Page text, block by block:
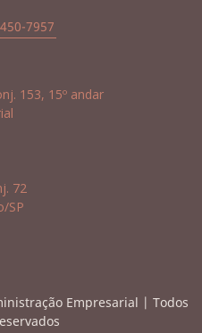
7957
153, 15º andar
72
SP
Empresarial | Todos